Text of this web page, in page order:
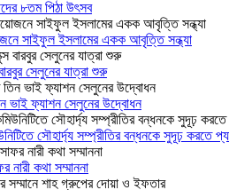
৮তম পিঠা উৎসব
সাইফুল ইসলামের একক আবৃত্তি সন্ধ্যা
সেলুনের যাত্রা শুরু
ভাই ফ্যাশন সেলুনের উদ্বোধন
সৌহার্দ্য সম্প্রীতির বন্ধনকে সুদূঢ় করতে
নারী কথা সম্মাননা